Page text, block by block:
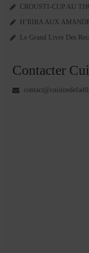
CROUSTI-CUP AU
H’RIRA AUX
Le Grand Livre Des
Contacter